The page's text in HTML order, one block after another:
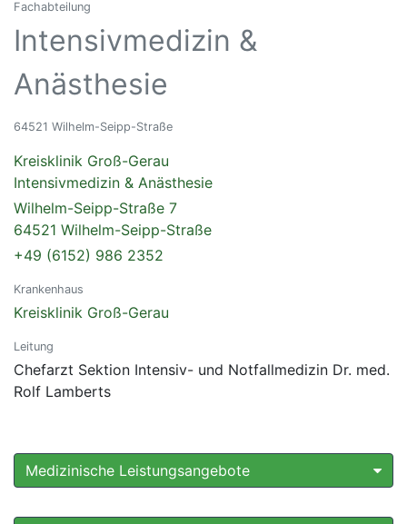
Fachabteilung
Intensivmedizin &
Anästhesie
64521 Wilhelm-Seipp-Straße
Kreisklinik Groß-Gerau
Intensivmedizin & Anästhesie
Wilhelm-Seipp-Straße 7
64521 Wilhelm-Seipp-Straße
+49 (6152) 986 2352
Krankenhaus
Kreisklinik Groß-Gerau
Leitung
Chefarzt Sektion Intensiv- und Notfallmedizin Dr. med.
Rolf Lamberts
Medizinische Leistungsangebote